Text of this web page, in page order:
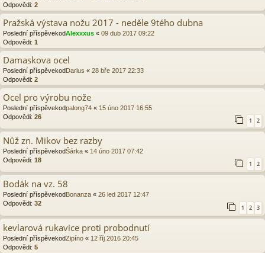
Odpovědi: 2
Pražská výstava nožu 2017 - neděle 9tého dubna
Poslední příspěvekodAlexxxus « 09 dub 2017 09:22
Odpovědi: 1
Damaskova ocel
Poslední příspěvekodDarius « 28 bře 2017 22:33
Odpovědi: 2
Ocel pro výrobu nože
Poslední příspěvekodpalong74 « 15 úno 2017 16:55
Odpovědi: 26
1 2
Nûž zn. Mikov bez razby
Poslední příspěvekodŠárka « 14 úno 2017 07:42
Odpovědi: 18
1 2
Bodák na vz. 58
Poslední příspěvekod Bonanza « 26 led 2017 12:47
Odpovědi: 32
1 2 3
kevlarová rukavice proti probodnutí
Poslední příspěvekodZipíno « 12 říj 2016 20:45
Odpovědi: 5